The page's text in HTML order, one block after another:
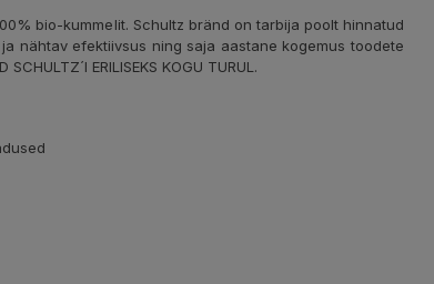
bio-kummelit. Schultz bränd on tarbija poolt hinnatud
nähtav efektiivsus ning saja aastane kogemus toodete
ERILISEKS KOGU TURUL.